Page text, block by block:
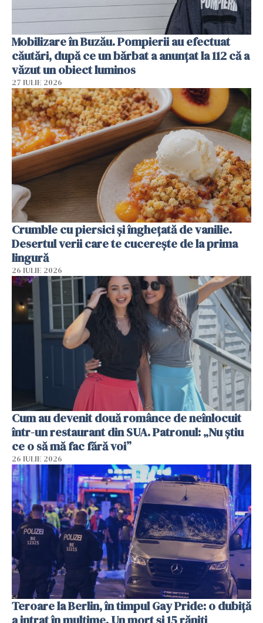
Mobilizare în Buzău. Pompierii au efectuat
căutări, după ce un bărbat a anunțat la 112 că a
văzut un obiect luminos
27 IULIE 2026
Crumble cu piersici și înghețată de vanilie.
Desertul verii care te cucerește de la prima
lingură
26 IULIE 2026
Cum au devenit două românce de neînlocuit
într-un restaurant din SUA. Patronul: „Nu știu
ce o să mă fac fără voi”
26 IULIE 2026
Teroare la Berlin, în timpul Gay Pride: o dubiță